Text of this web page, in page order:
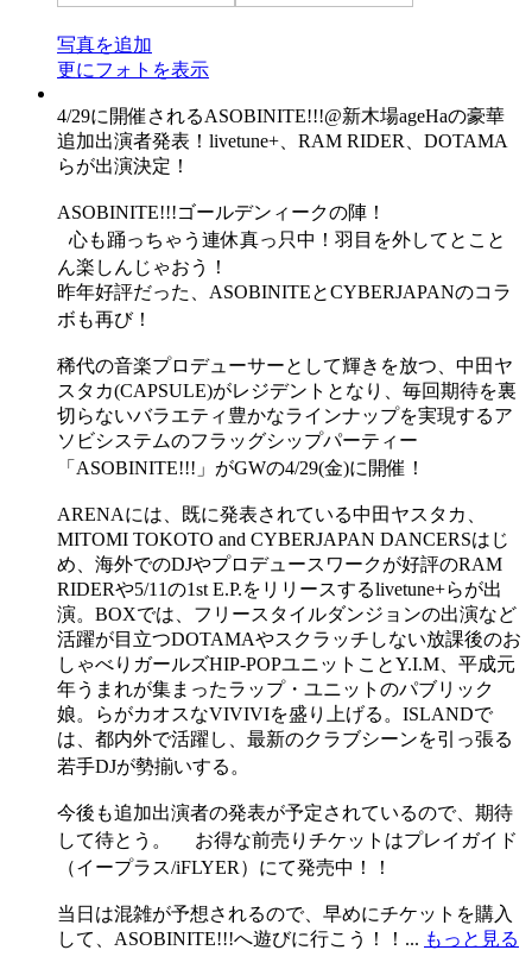
写真を追加
更にフォトを表示
4/29に開催されるASOBINITE!!!@新木場ageHaの豪華
追加出演者発表！livetune+、RAM RIDER、DOTAMA
らが出演決定！
ASOBINITE!!!ゴールデンィークの陣！
心も踊っちゃう連休真っ只中！羽目を外してとこと
ん楽しんじゃおう！
昨年好評だった、ASOBINITEとCYBERJAPANのコラ
ボも再び！
稀代の音楽プロデューサーとして輝きを放つ、中田ヤ
スタカ(CAPSULE)がレジデントとなり、毎回期待を裏
切らないバラエティ豊かなラインナップを実現するア
ソビシステムのフラッグシップパーティー
「ASOBINITE!!!」がGWの4/29(金)に開催！
ARENAには、既に発表されている中田ヤスタカ、
MITOMI TOKOTO and CYBERJAPAN DANCERSはじ
め、海外でのDJやプロデュースワークが好評のRAM
RIDERや5/11の1st E.P.をリリースするlivetune+らが出
演。BOXでは、フリースタイルダンジョンの出演など
活躍が目立つDOTAMAやスクラッチしない放課後のお
しゃべりガールズHIP-POPユニットことY.I.M、平成元
年うまれが集まったラップ・ユニットのパブリック
娘。らがカオスなVIVIVIを盛り上げる。ISLANDで
は、都内外で活躍し、最新のクラブシーンを引っ張る
若手DJが勢揃いする。
今後も追加出演者の発表が予定されているので、期待
して待とう。 お得な前売りチケットはプレイガイド
（イープラス/iFLYER）にて発売中！！
当日は混雑が予想されるので、早めにチケットを購入
して、ASOBINITE!!!へ遊びに行こう！！... もっと見る